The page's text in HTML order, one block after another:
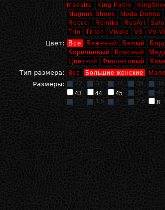
Maestre
King Paolo
Magnus Shoes
Moda Donna
Roccol
Romika RusAri
Trio
Triton Vivalo VS VV-
Цвет: Все Бежевый Белый
Коричневый
Красный
Цветной
Фиолетовый
Тип размера:
Все Большие женские
Размеры: 32 33 34 35 36
43
44 45 46 47
1
1,5 2 2,5 8